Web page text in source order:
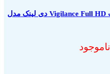
دوربین سقفی ضد سرقت Vigilance Full HD دی لینک مدل
ناموجود